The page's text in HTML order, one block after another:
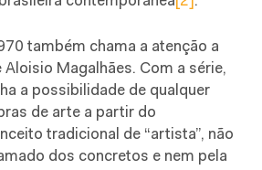
também chama a atenção a
Aloisio Magalhães. Com a série,
a possibilidade de qualquer
de arte a partir do
tradicional de “artista”, não
dos concretos e nem pela